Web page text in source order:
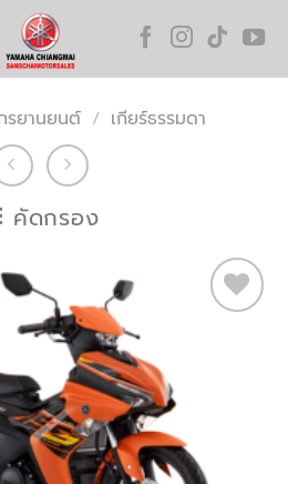
รยานยนต์ / เกียร์ธรรมดา
คัดกรอง